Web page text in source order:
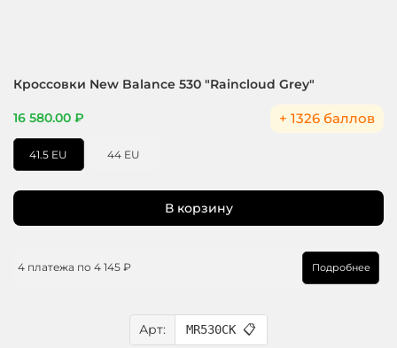
Кроссовки New Balance 530 "Raincloud Grey"
16 580.00 ₽ + 1326 баллов
Арт: MR530CK 📋
В корзину
4 платежа по 4 145 ₽ Подробнее
41.5 EU 44 EU